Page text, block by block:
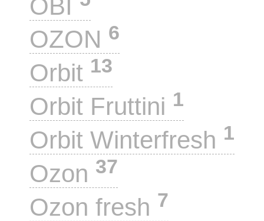
OBI
OZON 6
Orbit 13
Orbit Fruttini 1
Orbit Winterfresh 1
Ozon 37
Ozon fresh 7